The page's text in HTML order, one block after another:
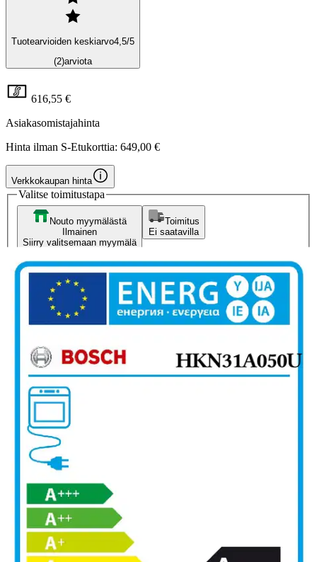
Tuotearvioiden keskiarvo4,5/5
(2)arviota
616,55 €
Asiakasomistajahinta
Hinta ilman S-Etukorttia: 649,00 €
Verkkokaupan hinta
Valitse toimitustapa
Nouto myymälästä
Ilmainen
Siirry valitsemaan myymälä
Toimitus
Ei saatavilla
Ilmainen toimitus yli 100 €:n tilauksille
Postin pakettiautomaattiin tai
Etu ei koske Suuri‑lisäpalvelulla toimitettavia tuotteita.
Tarkista myymäläsaatavuus
Tuotekuvaus